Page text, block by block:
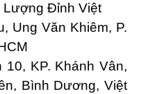
Lượng Đỉnh Việt
Ung Văn Khiêm, P.
KP. Khánh Vân,
Bình Dương, Việt